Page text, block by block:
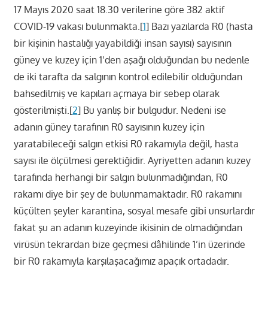
17 Mayıs 2020 saat 18.30 verilerine göre 382 aktif
COVID-19 vakası bulunmakta.[1] Bazı yazılarda R0 (hasta
bir kişinin hastalığı yayabildiği insan sayısı) sayısının
güney ve kuzey için 1’den aşağı olduğundan bu nedenle
de iki tarafta da salgının kontrol edilebilir olduğundan
bahsedilmiş ve kapıları açmaya bir sebep olarak
gösterilmişti.[2] Bu yanlış bir bulgudur. Nedeni ise
adanın güney tarafının R0 sayısının kuzey için
yaratabileceği salgın etkisi R0 rakamıyla değil, hasta
sayısı ile ölçülmesi gerektiğidir. Ayriyetten adanın kuzey
tarafında herhangi bir salgın bulunmadığından, R0
rakamı diye bir şey de bulunmamaktadır. R0 rakamını
küçülten şeyler karantina, sosyal mesafe gibi unsurlardır
fakat şu an adanın kuzeyinde ikisinin de olmadığından
virüsün tekrardan bize geçmesi dâhilinde 1’in üzerinde
bir R0 rakamıyla karşılaşacağımız apaçık ortadadır.